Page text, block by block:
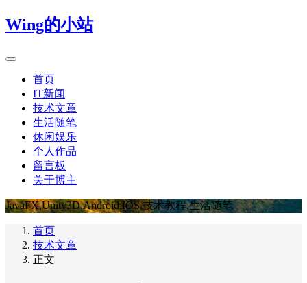
Wing的小站
首页
IT新闻
技术文章
生活随笔
休闲娱乐
个人作品
留言板
关于博主
JavaFX,Unity3D,Android,IOS,技术教程,生活随笔
首页
技术文章
正文